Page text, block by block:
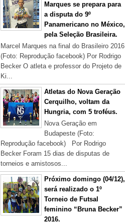
Marques se prepara para
a disputa do 9º
Panamericano no México,
pela Seleção Brasileira.
Marcel Marques na final do Brasileiro 2016
(Foto: Reprodução facebook) Por Rodrigo
Becker O atleta e professor do Projeto de
Ki...
Atletas do Nova Geração
Cerquilho, voltam da
Hungria, com 5 troféus.
Nova Geração em
Budapeste (Foto:
Reprodução facebook) Por Rodrigo
Becker Foram 15 dias de disputas de
torneios e amistosos...
Próximo domingo (04/12),
será realizado o 1º
Torneio de Futsal
feminino “Bruna Becker”
2016.